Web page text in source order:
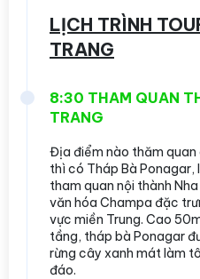
LỊCH TRÌNH
TRANG
8:30 THAM QUAN
TRANG
Địa điểm nào thăm quan
thì có Tháp Bà Ponagar,
tham quan nội thành
văn hóa Champa đặc
vực miền Trung. Cao
tầng, tháp bà Ponagar
rừng cây xanh mát làm
đáo.